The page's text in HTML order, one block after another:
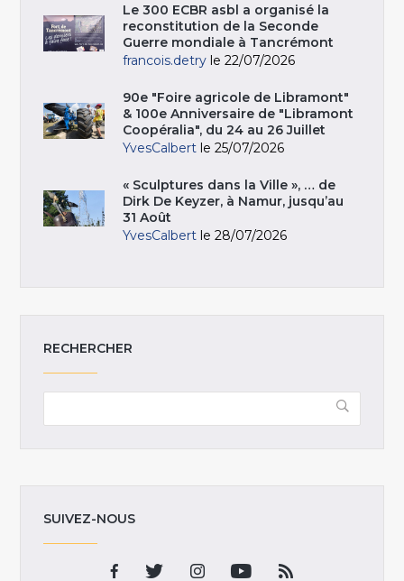
Le 300 ECBR asbl a organisé la
reconstitution de la Seconde
Guerre mondiale à Tancrémont
francois.detry le 22/07/2026
90e "Foire agricole de Libramont"
& 100e Anniversaire de "Libramont
Coopéralia", du 24 au 26 Juillet
YvesCalbert le 25/07/2026
« Sculptures dans la Ville », … de
Dirk De Keyzer, à Namur, jusqu’au
31 Août
YvesCalbert le 28/07/2026
RECHERCHER
SUIVEZ-NOUS